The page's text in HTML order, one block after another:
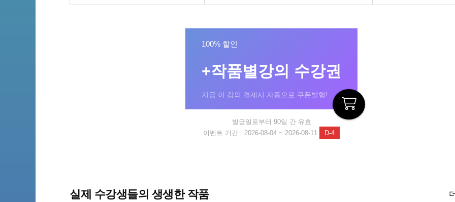
100% 할인
+작품별강의 수강권
지금 이 강의 결제시 자동으로 쿠폰발행!
발급일로부터 90일 간 유효
이벤트 기간 : 2026-08-04 ~ 2026-08-11
D-4
실제 수강생들의 생생한 작품